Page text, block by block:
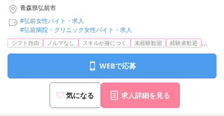
青森県弘前市
#弘前女性バイト・求人
#弘前病院・クリニック女性バイト・求人
シフト自由 ノルマなし スキルが身につく 未経験歓迎 経験者歓迎 ...
WEBで応募
気になる 求人詳細を見る